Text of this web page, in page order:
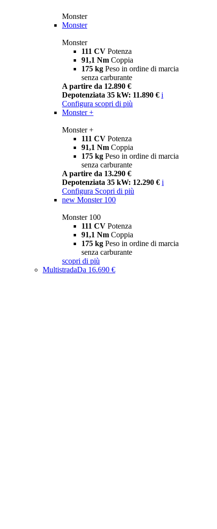
Monster
Monster
Monster
111 CV Potenza
91,1 Nm Coppia
175 kg Peso in ordine di marcia
senza carburante
A partire da 12.890 €
Depotenziata 35 kW: 11.890 € i
Configura scopri di più
Monster +
Monster +
111 CV Potenza
91,1 Nm Coppia
175 kg Peso in ordine di marcia
senza carburante
A partire da 13.290 €
Depotenziata 35 kW: 12.290 € i
Configura Scopri di più
new Monster 100
Monster 100
111 CV Potenza
91,1 Nm Coppia
175 kg Peso in ordine di marcia
senza carburante
scopri di più
MultistradaDa 16.690 €